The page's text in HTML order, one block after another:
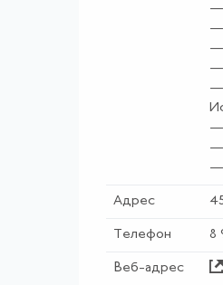
—
—
—
—
—
—
—
—
Адрес
Телефон 8
Веб-адрес